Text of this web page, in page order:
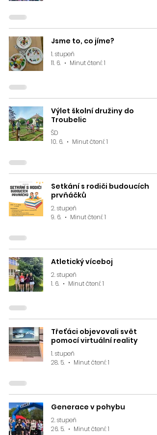
Jsme to, co jíme?
1. stupeň
11. 6.
Minut čtení: 1
Výlet školní družiny do
Troubelic
ŠD
10. 6.
Minut čtení: 1
Setkání s rodiči budoucích
prvňáčků
2. stupeň
9. 6.
Minut čtení: 1
Atletický víceboj
2. stupeň
1. 6.
Minut čtení: 1
Třeťáci objevovali svět
pomocí virtuální reality
1. stupeň
28. 5.
Minut čtení: 1
Generace v pohybu
2. stupeň
26. 5.
Minut čtení: 1